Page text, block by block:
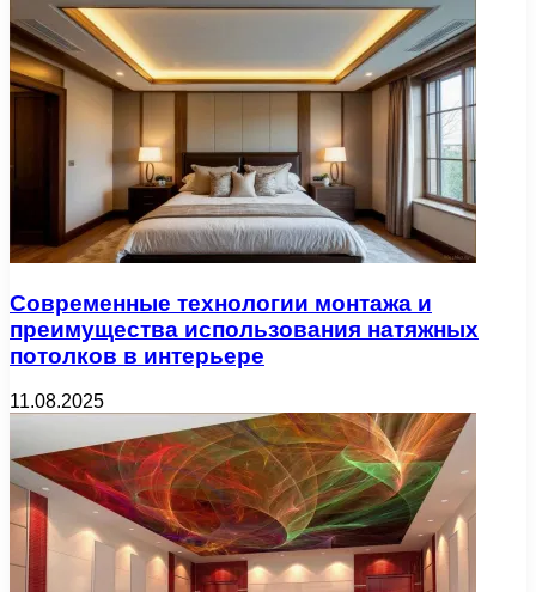
Современные технологии монтажа и
преимущества использования натяжных
потолков в интерьере
11.08.2025